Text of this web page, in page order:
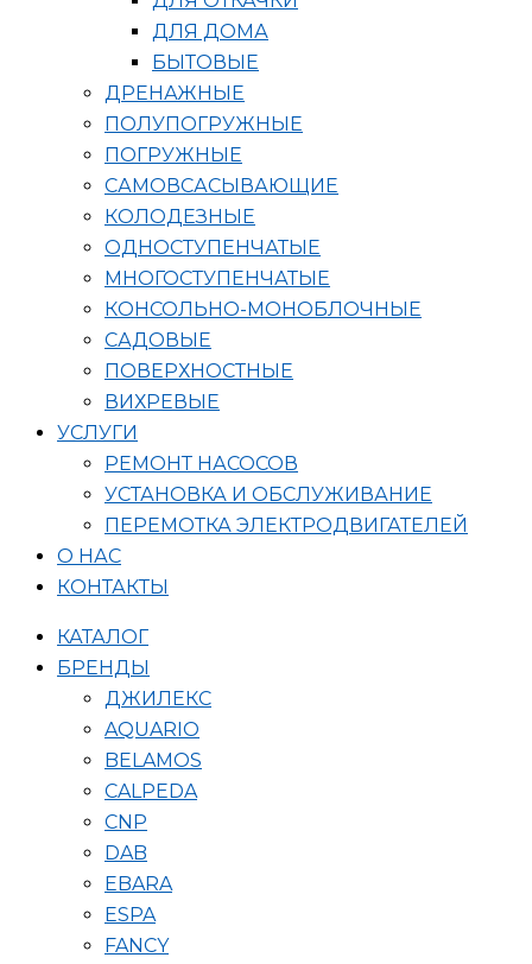
ДЛЯ ДОМА
БЫТОВЫЕ
ДРЕНАЖНЫЕ
ПОЛУПОГРУЖНЫЕ
ПОГРУЖНЫЕ
САМОВСАСЫВАЮЩИЕ
КОЛОДЕЗНЫЕ
ОДНОСТУПЕНЧАТЫЕ
МНОГОСТУПЕНЧАТЫЕ
КОНСОЛЬНО-МОНОБЛОЧНЫЕ
САДОВЫЕ
ПОВЕРХНОСТНЫЕ
ВИХРЕВЫЕ
УСЛУГИ
РЕМОНТ НАСОСОВ
УСТАНОВКА И ОБСЛУЖИВАНИЕ
ПЕРЕМОТКА ЭЛЕКТРОДВИГАТЕЛЕЙ
О НАС
КОНТАКТЫ
КАТАЛОГ
БРЕНДЫ
ДЖИЛЕКС
AQUARIO
BELAMOS
CALPEDA
CNP
DAB
EBARA
ESPA
FANCY